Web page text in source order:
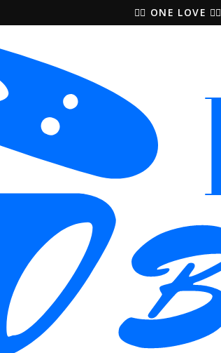
🚵‍♀️ ONE LOVE 🚴‍♀️